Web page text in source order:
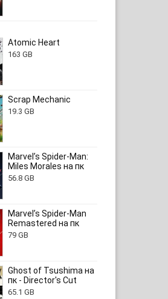
Atomic Heart
163 GB
Scrap Mechanic
19.3 GB
Marvel’s Spider-Man:
Miles Morales на пк
56.8 GB
Marvel’s Spider-Man
Remastered на пк
79 GB
Ghost of Tsushima на
пк - Director's Cut
65.1 GB